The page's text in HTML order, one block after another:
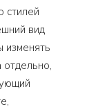
стилей
вид
изменять